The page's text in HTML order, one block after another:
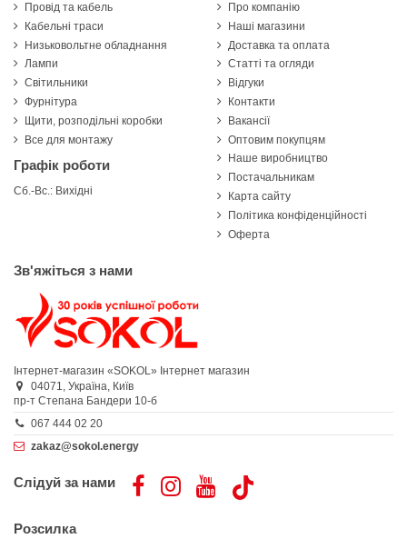
Провід та кабель
Кабельні траси
Низьковольтне обладнання
Лампи
Світильники
Фурнітура
Щити, розподільні коробки
Все для монтажу
Графік роботи
Сб.-Вс.: Вихідні
Про компанію
Наші магазини
Доставка та оплата
Статті та огляди
Відгуки
Контакти
Вакансії
Оптовим покупцям
Наше виробництво
Постачальникам
Карта сайту
Політика конфіденційності
Оферта
Зв'яжіться з нами
Інтернет-магазин «SOKOL» Інтернет магазин
04071, Україна, Київ
пр-т Степана Бандери 10-б
067 444 02 20
zakaz@sokol.energy
Слідуй за нами
Розсилка